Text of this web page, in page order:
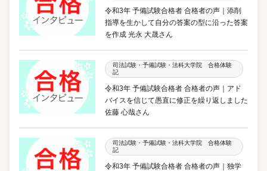
令和3年 予備試験合格者 合格者の声｜添削
指導を生かして自分の答案の型に沿った答案
を作成 光永 大晟さん
司法試験・予備試験・法科大学院 合格体験
記
令和3年 予備試験合格者 合格者の声｜アド
バイスを信じて愚直に修正を繰り返しました
佐藤 心哉さん
司法試験・予備試験・法科大学院 合格体験
記
令和3年 予備試験合格者 合格者の声｜独学